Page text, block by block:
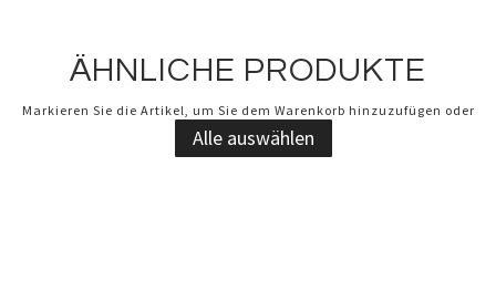
ÄHNLICHE PRODUKTE
Markieren Sie die Artikel, um Sie dem Warenkorb hinzuzufügen oder
Alle auswählen